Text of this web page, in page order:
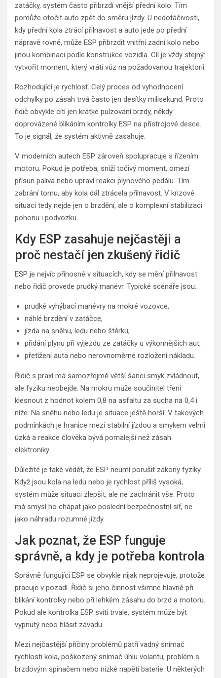
zatáčky, systém často přibrzdí vnější přední kolo. Tím
pomůže otočit auto zpět do směru jízdy. U nedotáčivosti,
kdy přední kola ztrácí přilnavost a auto jede po přední
nápravě rovně, může ESP přibrzdit vnitřní zadní kolo nebo
jinou kombinaci podle konstrukce vozidla. Cíl je vždy stejný:
vytvořit moment, který vrátí vůz na požadovanou trajektorii.
Rozhodující je rychlost. Celý proces od vyhodnocení
odchylky po zásah trvá často jen desítky milisekund. Proto
řidič obvykle cítí jen krátké pulzování brzdy, někdy
doprovázené blikáním kontrolky ESP na přístrojové desce.
To je signál, že systém aktivně zasahuje.
V moderních autech ESP zároveň spolupracuje s řízením
motoru. Pokud je potřeba, sníží točivý moment, omezí
přísun paliva nebo upraví reakci plynového pedálu. Tím
zabrání tomu, aby kola dál ztrácela přilnavost. V krizové
situaci tedy nejde jen o brzdění, ale o komplexní stabilizaci
pohonu i podvozku.
Kdy ESP zasahuje nejčastěji a
proč nestačí jen zkušený řidič
ESP je nejvíc přínosné v situacích, kdy se mění přilnavost
nebo řidič provede prudký manévr. Typické scénáře jsou:
prudké vyhýbací manévry na mokré vozovce,
náhlé brzdění v zatáčce,
jízda na sněhu, ledu nebo štěrku,
přidání plynu při výjezdu ze zatáčky u výkonnějších aut,
přetížení auta nebo nerovnoměrné rozložení nákladu.
Řidič s praxí má samozřejmě větší šanci smyk zvládnout,
ale fyziku neobejde. Na mokru může součinitel tření
klesnout z hodnot kolem 0,8 na asfaltu za sucha na 0,4 i
níže. Na sněhu nebo ledu je situace ještě horší. V takových
podmínkách je hranice mezi stabilní jízdou a smykem velmi
úzká a reakce člověka bývá pomalejší než zásah
elektroniky.
Důležité je také vědět, že ESP neumí porušit zákony fyziky.
Když jsou kola na ledu nebo je rychlost příliš vysoká,
systém může situaci zlepšit, ale ne zachránit vše. Proto
má smysl ho chápat jako poslední bezpečnostní síť, ne
jako náhradu rozumné jízdy.
Jak poznat, že ESP funguje
správně, a kdy je potřeba kontrola
Správně fungující ESP se obvykle nijak neprojevuje, protože
pracuje v pozadí. Řidič si jeho činnost všimne hlavně při
blikání kontrolky nebo při lehkém zásahu do brzd a motoru.
Pokud ale kontrolka ESP svítí trvale, systém může být
vypnutý nebo hlásit závadu.
Mezi nejčastější příčiny problémů patří vadný snímač
rychlosti kola, poškozený snímač úhlu volantu, problém s
brzdovým spínačem nebo nízké napětí baterie. U některých